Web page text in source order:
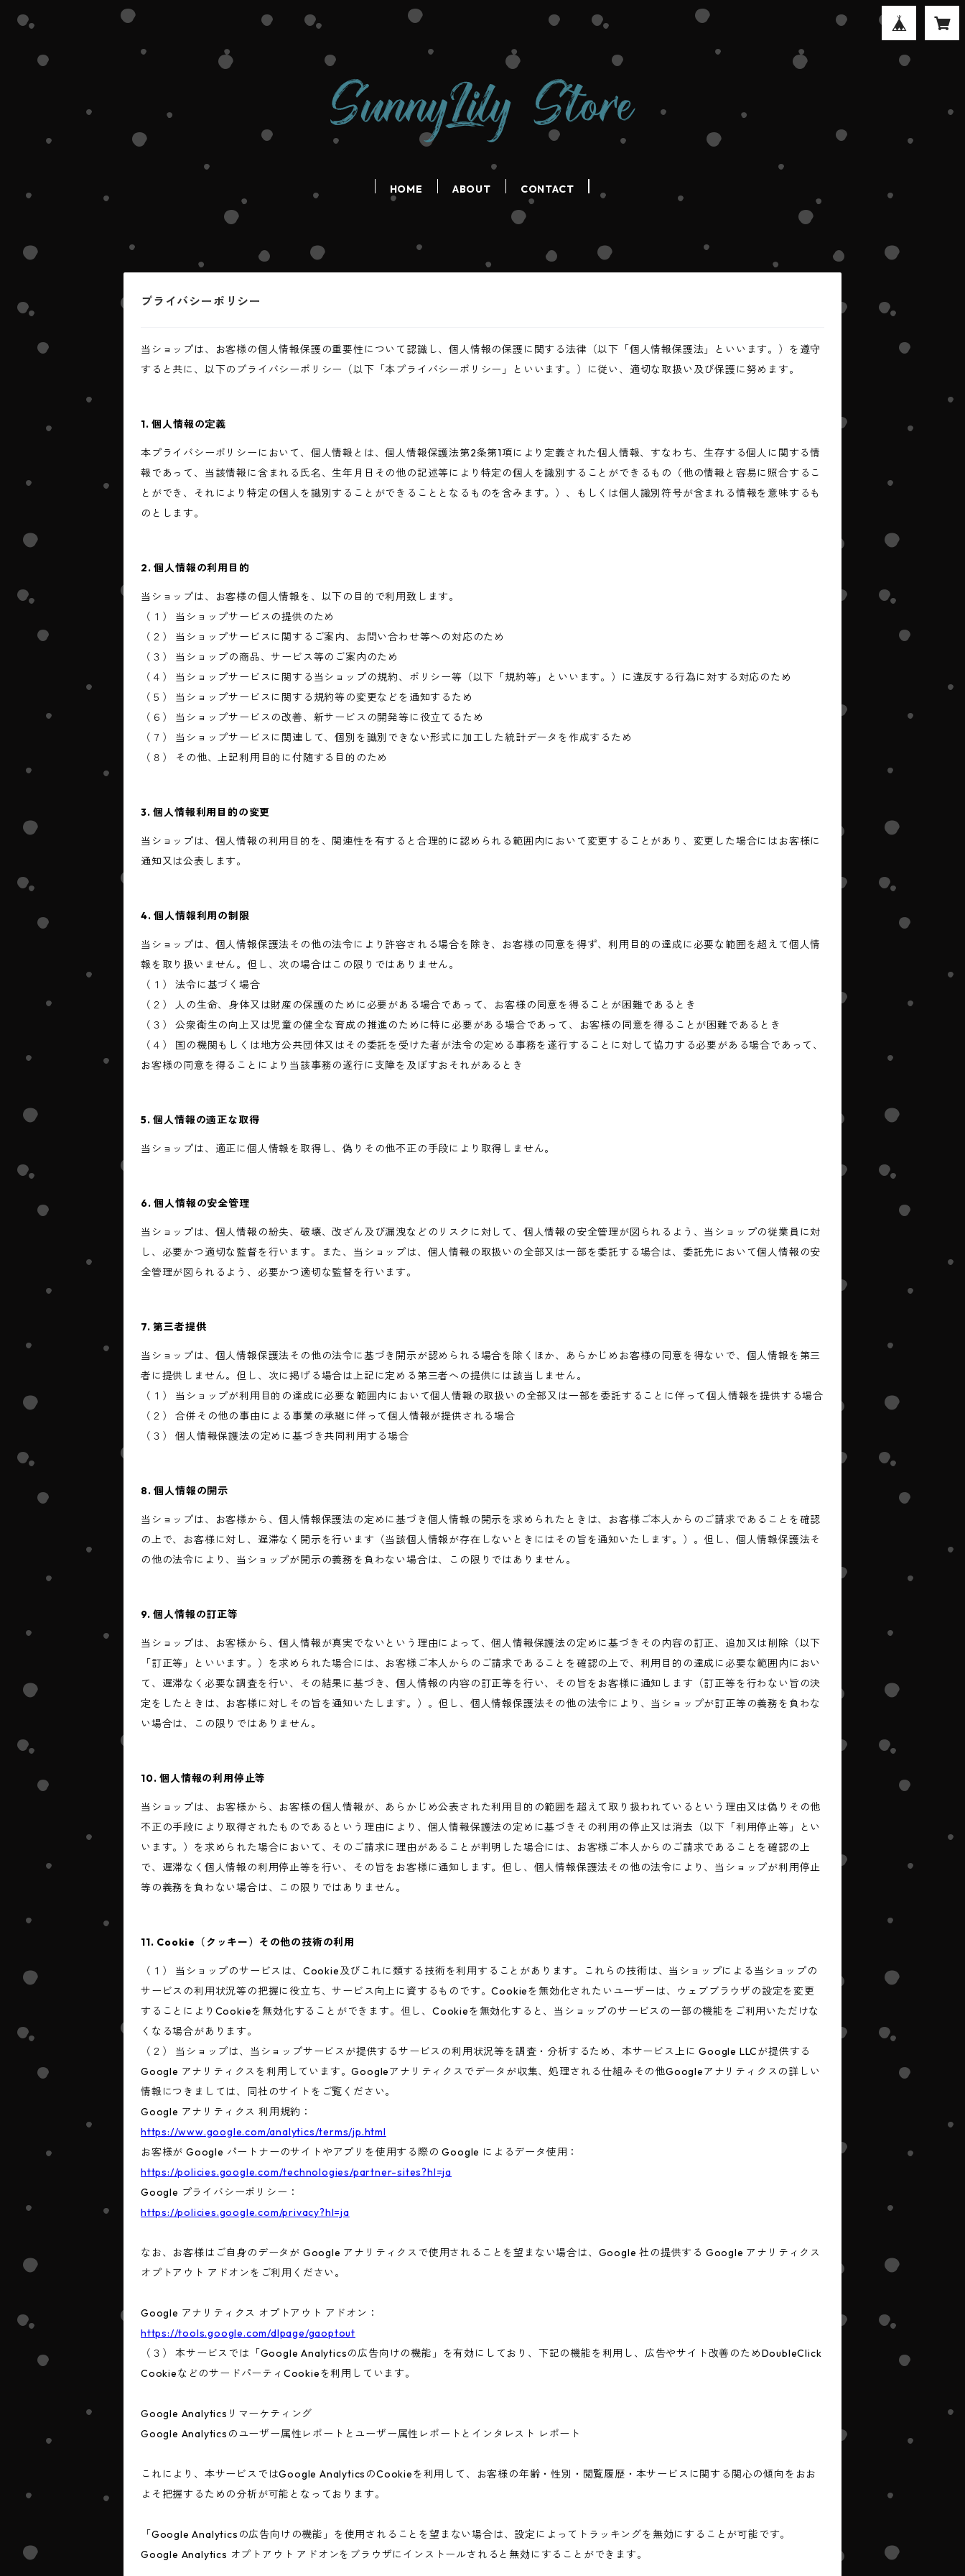
HOME ABOUT CONTACT
プライバシーポリシー
当ショップは、お客様の個人情報保護の重要性について認識し、個人情報の保護に関する法律（以下「個人情報保護法」といいます。）を遵守
すると共に、以下のプライバシーポリシー（以下「本プライバシーポリシー」といいます。）に従い、適切な取扱い及び保護に努めます。
1. 個人情報の定義
本プライバシーポリシーにおいて、個人情報とは、個人情報保護法第2条第1項により定義された個人情報、すなわち、生存する個人に関する情
報であって、当該情報に含まれる氏名、生年月日その他の記述等により特定の個人を識別することができるもの（他の情報と容易に照合するこ
とができ、それにより特定の個人を識別することができることとなるものを含みます。）、もしくは個人識別符号が含まれる情報を意味するも
のとします。
2. 個人情報の利用目的
当ショップは、お客様の個人情報を、以下の目的で利用致します。
（１） 当ショップサービスの提供のため
（２） 当ショップサービスに関するご案内、お問い合わせ等への対応のため
（３） 当ショップの商品、サービス等のご案内のため
（４） 当ショップサービスに関する当ショップの規約、ポリシー等（以下「規約等」といいます。）に違反する行為に対する対応のため
（５） 当ショップサービスに関する規約等の変更などを通知するため
（６） 当ショップサービスの改善、新サービスの開発等に役立てるため
（７） 当ショップサービスに関連して、個別を識別できない形式に加工した統計データを作成するため
（８） その他、上記利用目的に付随する目的のため
3. 個人情報利用目的の変更
当ショップは、個人情報の利用目的を、関連性を有すると合理的に認められる範囲内において変更することがあり、変更した場合にはお客様に
通知又は公表します。
4. 個人情報利用の制限
当ショップは、個人情報保護法その他の法令により許容される場合を除き、お客様の同意を得ず、利用目的の達成に必要な範囲を超えて個人情
報を取り扱いません。但し、次の場合はこの限りではありません。
（１） 法令に基づく場合
（２） 人の生命、身体又は財産の保護のために必要がある場合であって、お客様の同意を得ることが困難であるとき
（３） 公衆衛生の向上又は児童の健全な育成の推進のために特に必要がある場合であって、お客様の同意を得ることが困難であるとき
（４） 国の機関もしくは地方公共団体又はその委託を受けた者が法令の定める事務を遂行することに対して協力する必要がある場合であって、
お客様の同意を得ることにより当該事務の遂行に支障を及ぼすおそれがあるとき
5. 個人情報の適正な取得
当ショップは、適正に個人情報を取得し、偽りその他不正の手段により取得しません。
6. 個人情報の安全管理
当ショップは、個人情報の紛失、破壊、改ざん及び漏洩などのリスクに対して、個人情報の安全管理が図られるよう、当ショップの従業員に対
し、必要かつ適切な監督を行います。また、当ショップは、個人情報の取扱いの全部又は一部を委託する場合は、委託先において個人情報の安
全管理が図られるよう、必要かつ適切な監督を行います。
7. 第三者提供
当ショップは、個人情報保護法その他の法令に基づき開示が認められる場合を除くほか、あらかじめお客様の同意を得ないで、個人情報を第三
者に提供しません。但し、次に掲げる場合は上記に定める第三者への提供には該当しません。
（１） 当ショップが利用目的の達成に必要な範囲内において個人情報の取扱いの全部又は一部を委託することに伴って個人情報を提供する場合
（２） 合併その他の事由による事業の承継に伴って個人情報が提供される場合
（３） 個人情報保護法の定めに基づき共同利用する場合
8. 個人情報の開示
当ショップは、お客様から、個人情報保護法の定めに基づき個人情報の開示を求められたときは、お客様ご本人からのご請求であることを確認
の上で、お客様に対し、遅滞なく開示を行います（当該個人情報が存在しないときにはその旨を通知いたします。）。但し、個人情報保護法そ
の他の法令により、当ショップが開示の義務を負わない場合は、この限りではありません。
9. 個人情報の訂正等
当ショップは、お客様から、個人情報が真実でないという理由によって、個人情報保護法の定めに基づきその内容の訂正、追加又は削除（以下
「訂正等」といいます。）を求められた場合には、お客様ご本人からのご請求であることを確認の上で、利用目的の達成に必要な範囲内におい
て、遅滞なく必要な調査を行い、その結果に基づき、個人情報の内容の訂正等を行い、その旨をお客様に通知します（訂正等を行わない旨の決
定をしたときは、お客様に対しその旨を通知いたします。）。但し、個人情報保護法その他の法令により、当ショップが訂正等の義務を負わな
い場合は、この限りではありません。
10. 個人情報の利用停止等
当ショップは、お客様から、お客様の個人情報が、あらかじめ公表された利用目的の範囲を超えて取り扱われているという理由又は偽りその他
不正の手段により取得されたものであるという理由により、個人情報保護法の定めに基づきその利用の停止又は消去（以下「利用停止等」とい
います。）を求められた場合において、そのご請求に理由があることが判明した場合には、お客様ご本人からのご請求であることを確認の上
で、遅滞なく個人情報の利用停止等を行い、その旨をお客様に通知します。但し、個人情報保護法その他の法令により、当ショップが利用停止
等の義務を負わない場合は、この限りではありません。
11. Cookie（クッキー）その他の技術の利用
（１） 当ショップのサービスは、Cookie及びこれに類する技術を利用することがあります。これらの技術は、当ショップによる当ショップの
サービスの利用状況等の把握に役立ち、サービス向上に資するものです。Cookieを無効化されたいユーザーは、ウェブブラウザの設定を変更
することによりCookieを無効化することができます。但し、Cookieを無効化すると、当ショップのサービスの一部の機能をご利用いただけな
くなる場合があります。
（２） 当ショップは、当ショップサービスが提供するサービスの利用状況等を調査・分析するため、本サービス上に Google LLCが提供する
Google アナリティクスを利用しています。Googleアナリティクスでデータが収集、処理される仕組みその他Googleアナリティクスの詳しい
情報につきましては、同社のサイトをご覧ください。
Google アナリティクス 利用規約：
https://www.google.com/analytics/terms/jp.html
お客様が Google パートナーのサイトやアプリを使用する際の Google によるデータ使用：
https://policies.google.com/technologies/partner-sites?hl=ja
Google プライバシーポリシー：
https://policies.google.com/privacy?hl=ja
なお、お客様はご自身のデータが Google アナリティクスで使用されることを望まない場合は、Google 社の提供する Google アナリティクス
オプトアウト アドオンをご利用ください。
Google アナリティクス オプトアウト アドオン：
https://tools.google.com/dlpage/gaoptout
（３） 本サービスでは「Google Analyticsの広告向けの機能」を有効にしており、下記の機能を利用し、広告やサイト改善のためDoubleClick
CookieなどのサードパーティCookieを利用しています。
Google Analyticsリマーケティング
Google Analyticsのユーザー属性レポートとユーザー属性レポートとインタレスト レポート
これにより、本サービスではGoogle AnalyticsのCookieを利用して、お客様の年齢・性別・閲覧履歴・本サービスに関する関心の傾向をおお
よそ把握するための分析が可能となっております。
「Google Analyticsの広告向けの機能」を使用されることを望まない場合は、設定によってトラッキングを無効にすることが可能です。
Google Analytics オプトアウト アドオンをブラウザにインストールされると無効にすることができます。